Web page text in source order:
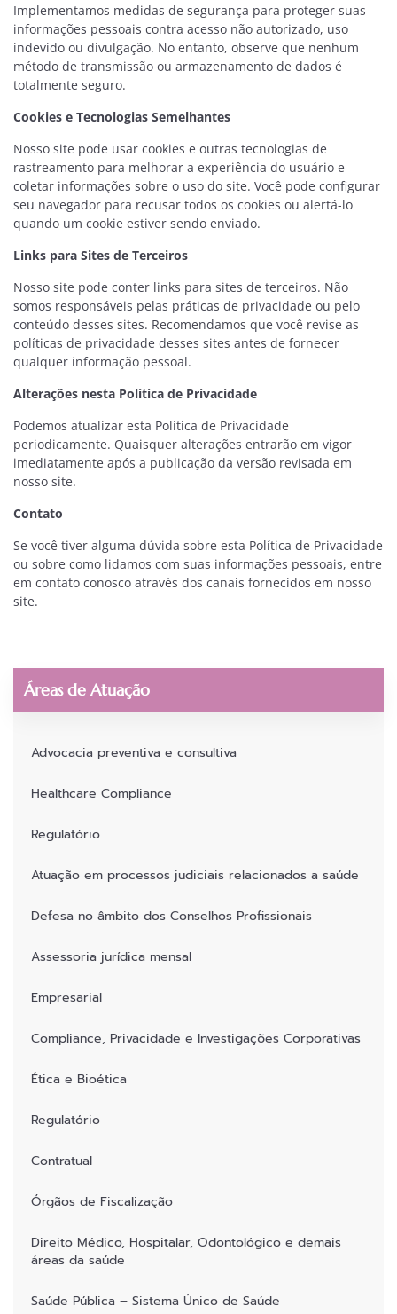
Implementamos medidas de segurança para proteger suas
informações pessoais contra acesso não autorizado, uso
indevido ou divulgação. No entanto, observe que nenhum
método de transmissão ou armazenamento de dados é
totalmente seguro.
Cookies e Tecnologias Semelhantes
Nosso site pode usar cookies e outras tecnologias de
rastreamento para melhorar a experiência do usuário e
coletar informações sobre o uso do site. Você pode configurar
seu navegador para recusar todos os cookies ou alertá-lo
quando um cookie estiver sendo enviado.
Links para Sites de Terceiros
Nosso site pode conter links para sites de terceiros. Não
somos responsáveis pelas práticas de privacidade ou pelo
conteúdo desses sites. Recomendamos que você revise as
políticas de privacidade desses sites antes de fornecer
qualquer informação pessoal.
Alterações nesta Política de Privacidade
Podemos atualizar esta Política de Privacidade
periodicamente. Quaisquer alterações entrarão em vigor
imediatamente após a publicação da versão revisada em
nosso site.
Contato
Se você tiver alguma dúvida sobre esta Política de Privacidade
ou sobre como lidamos com suas informações pessoais, entre
em contato conosco através dos canais fornecidos em nosso
site.
Áreas de Atuação
Advocacia preventiva e consultiva
Healthcare Compliance
Regulatório
Atuação em processos judiciais relacionados a saúde
Defesa no âmbito dos Conselhos Profissionais
Assessoria jurídica mensal
Empresarial
Compliance, Privacidade e Investigações Corporativas
Ética e Bioética
Regulatório
Contratual
Órgãos de Fiscalização
Direito Médico, Hospitalar, Odontológico e demais
áreas da saúde
Saúde Pública – Sistema Único de Saúde